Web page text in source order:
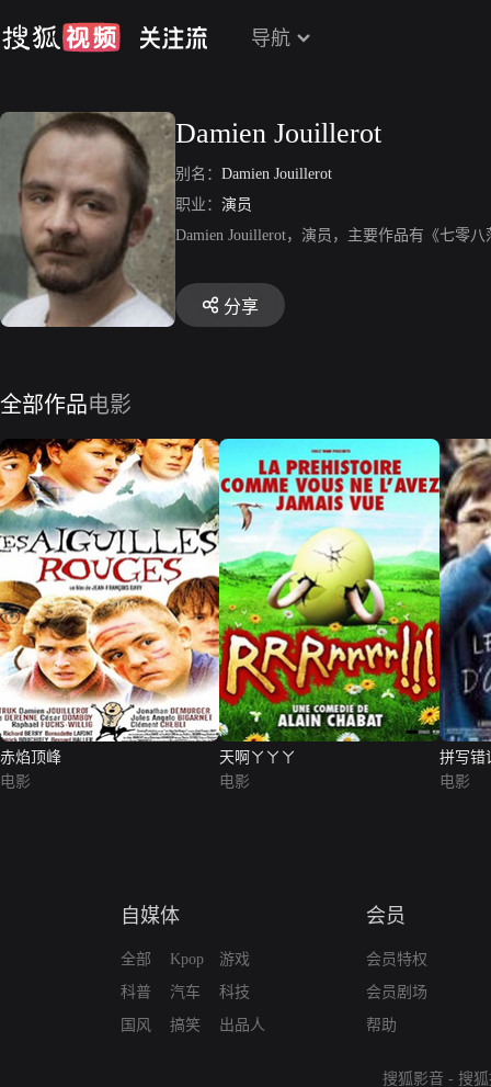
导航
Damien Jouillerot
别名： Damien Jouillerot
职业： 演员
Damien Jouillerot，演员，主要作品有《七零
分享
全部作品电影
赤焰顶峰
电影
天啊ㄚㄚㄚ
电影
拼写错
电影
自媒体
全部
科普
国风
Kpop
汽车
搞笑
游戏
科技
出品人
会员
会员特权
会员剧场
帮助
搜狐影音 - 搜